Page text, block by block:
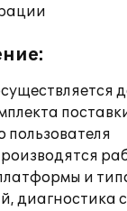
пользователя
и
диагностика